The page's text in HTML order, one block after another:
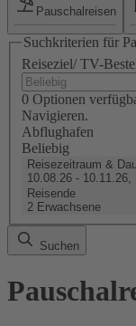
Pauschalreisen
Suchkriterien für
Reiseziel/ TV-
0 Optionen
Navigieren.
Abflughafen
Beliebig
Reisezeitraum &
10.08.26 - 10.11.26,
Reisende
2 Erwachsene
Suchen